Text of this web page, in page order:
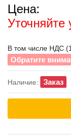
Цена:
В том числе НДС
Обратите
Наличие: Заказ